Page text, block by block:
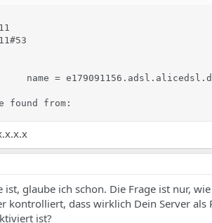
name =
found from:
ist, glaube ich schon. Die Frage ist nur,
kontrolliert, dass wirklich Dein Server als
ist?